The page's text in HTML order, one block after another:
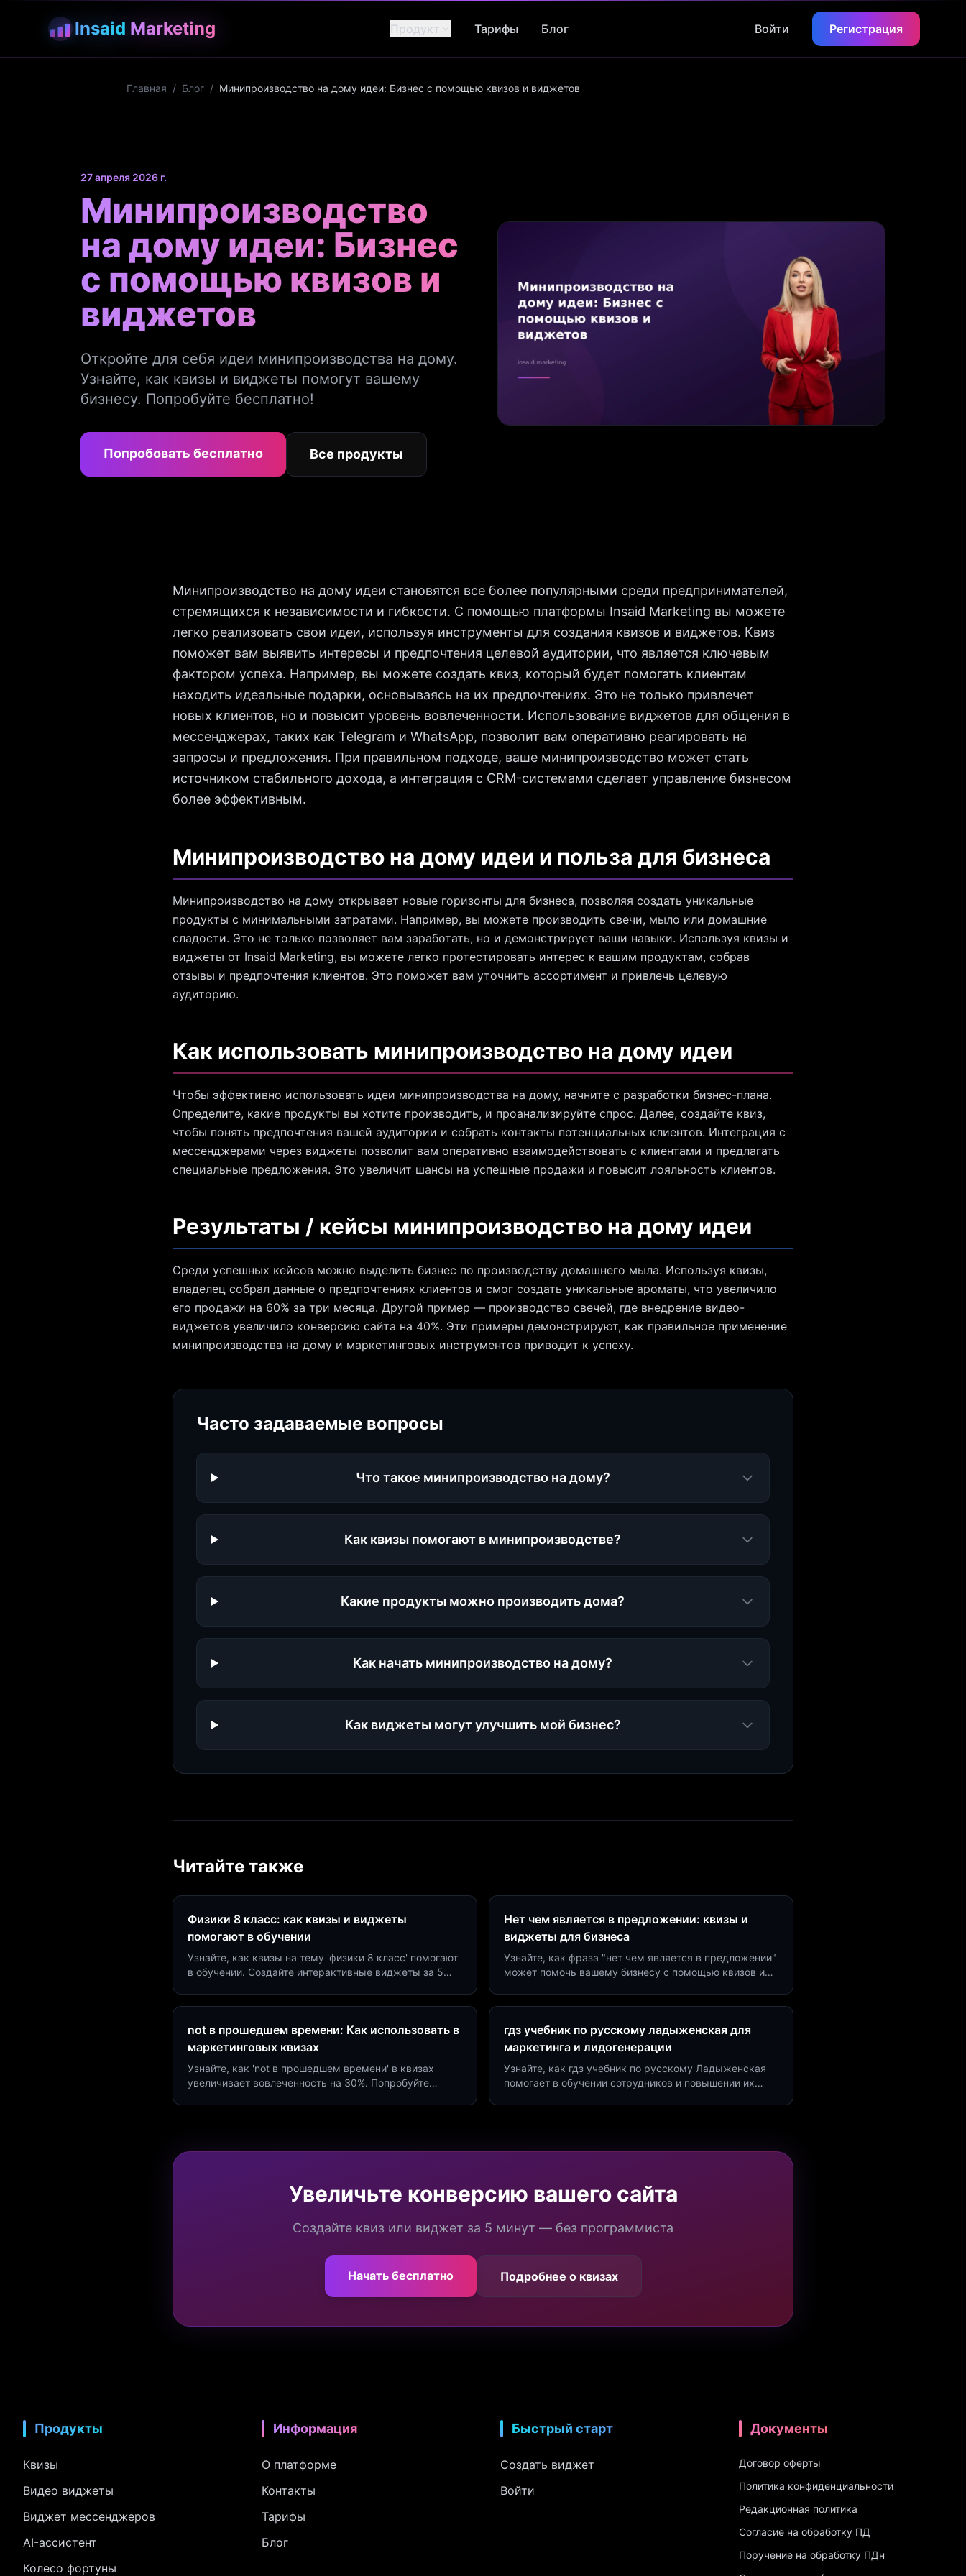
Insaid Marketing Продукт Тарифы Блог Войти Регистрация
Главная / Блог / Минипроизводство на дому идеи: Бизнес с помощью квизов и виджетов
27 апреля 2026 г.
Минипроизводство
на дому идеи: Бизнес
с помощью квизов и
виджетов
Откройте для себя идеи минипроизводства на дому.
Узнайте, как квизы и виджеты помогут вашему
бизнесу. Попробуйте бесплатно!
Попробовать бесплатно Все продукты
Минипроизводство на дому идеи становятся все более популярными среди предпринимателей,
стремящихся к независимости и гибкости. С помощью платформы Insaid Marketing вы можете
легко реализовать свои идеи, используя инструменты для создания квизов и виджетов. Квиз
поможет вам выявить интересы и предпочтения целевой аудитории, что является ключевым
фактором успеха. Например, вы можете создать квиз, который будет помогать клиентам
находить идеальные подарки, основываясь на их предпочтениях. Это не только привлечет
новых клиентов, но и повысит уровень вовлеченности. Использование виджетов для общения в
мессенджерах, таких как Telegram и WhatsApp, позволит вам оперативно реагировать на
запросы и предложения. При правильном подходе, ваше минипроизводство может стать
источником стабильного дохода, а интеграция с CRM-системами сделает управление бизнесом
более эффективным.
Минипроизводство на дому идеи и польза для бизнеса
Минипроизводство на дому открывает новые горизонты для бизнеса, позволяя создать уникальные
продукты с минимальными затратами. Например, вы можете производить свечи, мыло или домашние
сладости. Это не только позволяет вам заработать, но и демонстрирует ваши навыки. Используя квизы и
виджеты от Insaid Marketing, вы можете легко протестировать интерес к вашим продуктам, собрав
отзывы и предпочтения клиентов. Это поможет вам уточнить ассортимент и привлечь целевую
аудиторию.
Как использовать минипроизводство на дому идеи
Чтобы эффективно использовать идеи минипроизводства на дому, начните с разработки бизнес-плана.
Определите, какие продукты вы хотите производить, и проанализируйте спрос. Далее, создайте квиз,
чтобы понять предпочтения вашей аудитории и собрать контакты потенциальных клиентов. Интеграция с
мессенджерами через виджеты позволит вам оперативно взаимодействовать с клиентами и предлагать
специальные предложения. Это увеличит шансы на успешные продажи и повысит лояльность клиентов.
Результаты / кейсы минипроизводство на дому идеи
Среди успешных кейсов можно выделить бизнес по производству домашнего мыла. Используя квизы,
владелец собрал данные о предпочтениях клиентов и смог создать уникальные ароматы, что увеличило
его продажи на 60% за три месяца. Другой пример — производство свечей, где внедрение видео-
виджетов увеличило конверсию сайта на 40%. Эти примеры демонстрируют, как правильное применение
минипроизводства на дому и маркетинговых инструментов приводит к успеху.
Часто задаваемые вопросы
Что такое минипроизводство на дому?
Как квизы помогают в минипроизводстве?
Какие продукты можно производить дома?
Как начать минипроизводство на дому?
Как виджеты могут улучшить мой бизнес?
Читайте также
Физики 8 класс: как квизы и виджеты
помогают в обучении
Узнайте, как квизы на тему 'физики 8 класс' помогают
в обучении. Создайте интерактивные виджеты за 5
Нет чем является в предложении: квизы и
виджеты для бизнеса
Узнайте, как фраза "нет чем является в предложении"
может помочь вашему бизнесу с помощью квизов и
not в прошедшем времени: Как использовать в
маркетинговых квизах
Узнайте, как 'not в прошедшем времени' в квизах
увеличивает вовлеченность на 30%. Попробуйте
гдз учебник по русскому ладыженская для
маркетинга и лидогенерации
Узнайте, как гдз учебник по русскому Ладыженская
помогает в обучении сотрудников и повышении их
Увеличьте конверсию вашего сайта
Создайте квиз или виджет за 5 минут — без программиста
Начать бесплатно Подробнее о квизах
Продукты
Квизы
Видео виджеты
Виджет мессенджеров
AI-ассистент
Колесо фортуны
Информация
О платформе
Контакты
Тарифы
Блог
Быстрый старт
Создать виджет
Войти
Документы
Договор оферты
Политика конфиденциальности
Редакционная политика
Согласие на обработку ПД
Поручение на обработку ПДн